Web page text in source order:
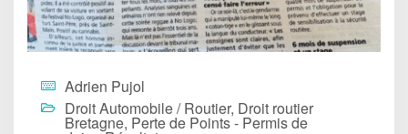
Adrien Pujol
Droit Automobile / Routier, Droit routier
Bretagne, Perte de Points - Permis de